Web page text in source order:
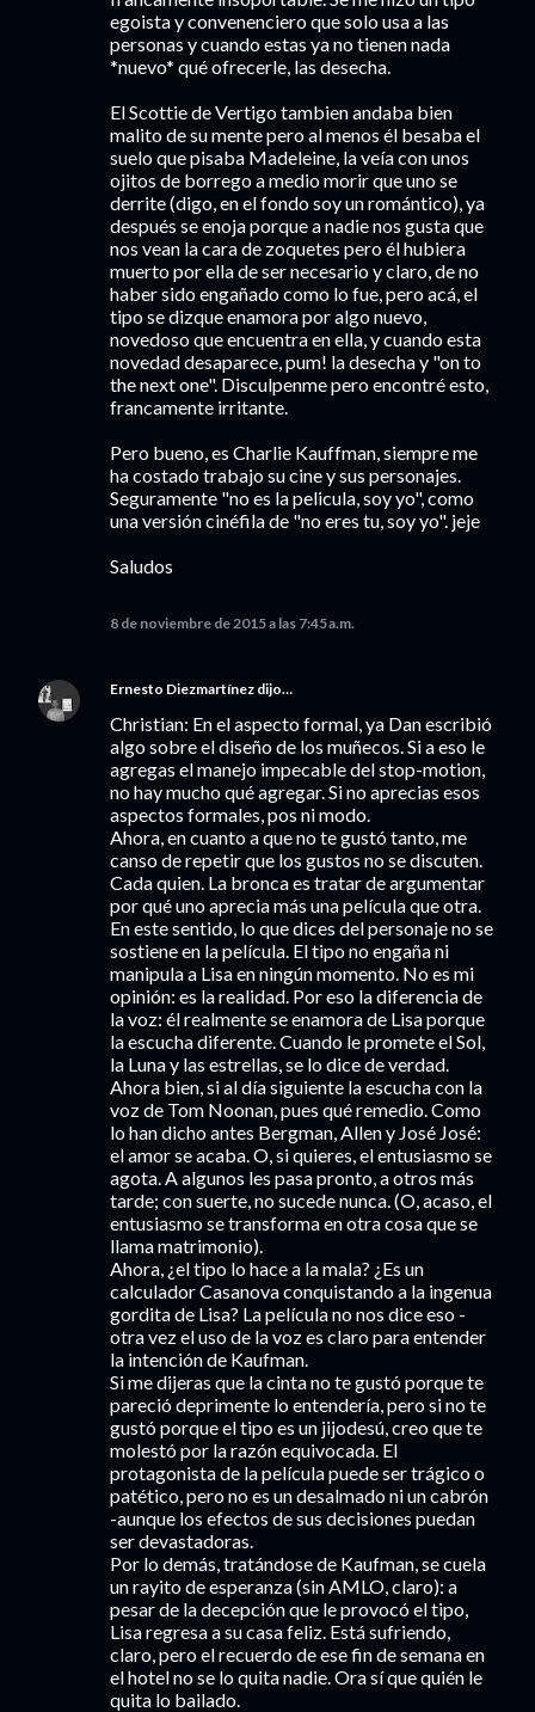
egoista y convenenciero que solo usa a las
personas y cuando estas ya no tienen nada
*nuevo* qué ofrecerle, las desecha.
El Scottie de Vertigo tambien andaba bien
malito de su mente pero al menos él besaba el
suelo que pisaba Madeleine, la veía con unos
ojitos de borrego a medio morir que uno se
derrite (digo, en el fondo soy un romántico), ya
después se enoja porque a nadie nos gusta que
nos vean la cara de zoquetes pero él hubiera
muerto por ella de ser necesario y claro, de no
haber sido engañado como lo fue, pero acá, el
tipo se dizque enamora por algo nuevo,
novedoso que encuentra en ella, y cuando esta
novedad desaparece, pum! la desecha y "on to
the next one". Disculpenme pero encontré esto,
francamente irritante.
Pero bueno, es Charlie Kauffman, siempre me
ha costado trabajo su cine y sus personajes.
Seguramente "no es la pelicula, soy yo", como
una versión cinéfila de "no eres tu, soy yo". jeje
Saludos
8 de noviembre de 2015 a las 7:45 a.m.
Ernesto Diezmartínez dijo…
Christian: En el aspecto formal, ya Dan escribió
algo sobre el diseño de los muñecos. Si a eso le
agregas el manejo impecable del stop-motion,
no hay mucho qué agregar. Si no aprecias esos
aspectos formales, pos ni modo.
Ahora, en cuanto a que no te gustó tanto, me
canso de repetir que los gustos no se discuten.
Cada quien. La bronca es tratar de argumentar
por qué uno aprecia más una película que otra.
En este sentido, lo que dices del personaje no se
sostiene en la película. El tipo no engaña ni
manipula a Lisa en ningún momento. No es mi
opinión: es la realidad. Por eso la diferencia de
la voz: él realmente se enamora de Lisa porque
la escucha diferente. Cuando le promete el Sol,
la Luna y las estrellas, se lo dice de verdad.
Ahora bien, si al día siguiente la escucha con la
voz de Tom Noonan, pues qué remedio. Como
lo han dicho antes Bergman, Allen y José José:
el amor se acaba. O, si quieres, el entusiasmo se
agota. A algunos les pasa pronto, a otros más
tarde; con suerte, no sucede nunca. (O, acaso, el
entusiasmo se transforma en otra cosa que se
llama matrimonio).
Ahora, ¿el tipo lo hace a la mala? ¿Es un
calculador Casanova conquistando a la ingenua
gordita de Lisa? La película no nos dice eso -
otra vez el uso de la voz es claro para entender
la intención de Kaufman.
Si me dijeras que la cinta no te gustó porque te
pareció deprimente lo entendería, pero si no te
gustó porque el tipo es un jijodesú, creo que te
molestó por la razón equivocada. El
protagonista de la película puede ser trágico o
patético, pero no es un desalmado ni un cabrón
-aunque los efectos de sus decisiones puedan
ser devastadoras.
Por lo demás, tratándose de Kaufman, se cuela
un rayito de esperanza (sin AMLO, claro): a
pesar de la decepción que le provocó el tipo,
Lisa regresa a su casa feliz. Está sufriendo,
claro, pero el recuerdo de ese fin de semana en
el hotel no se lo quita nadie. Ora sí que quién le
quita lo bailado.